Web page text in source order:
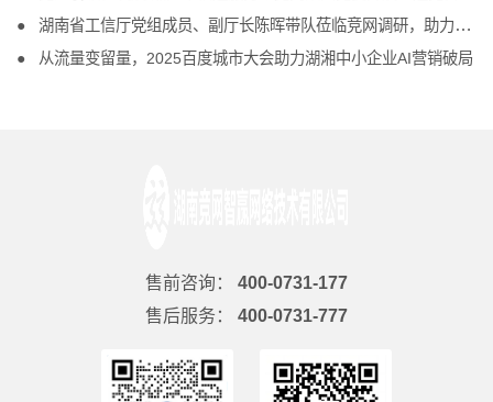
湖南省工信厅党组成员、副厅长陈晖带队莅临竞网调研，助力互联网企业发展
从流量变留量，2025百度城市大会助力湖湘中小企业AI营销破局
售前咨询：
400-0731-177
售后服务：
400-0731-777